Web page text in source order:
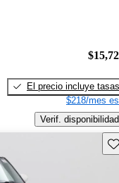
El precio incluye tasas
$218/mes
Verif. disponibilidad